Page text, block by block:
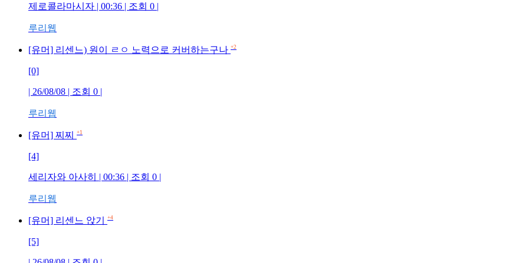
제로콜라마시자 | 00:36 | 조회 0 |
루리웹
[유머] 리센느) 원이 ㄹㅇ 노력으로 커버하는구나 +2
[0]
| 26/08/08 | 조회 0 |
루리웹
[유머] 찌찌 +1
[4]
세리자와 아사히 | 00:36 | 조회 0 |
루리웹
[유머] 리센느 앉기 +4
[5]